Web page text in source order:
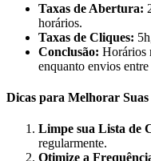
Taxas de Abertura:
horários.
Taxas de Cliques:
Conclusão: Horários
enquanto envios
Dicas para Melhorar
Limpe sua Lista de
regularmente.
Otimize a